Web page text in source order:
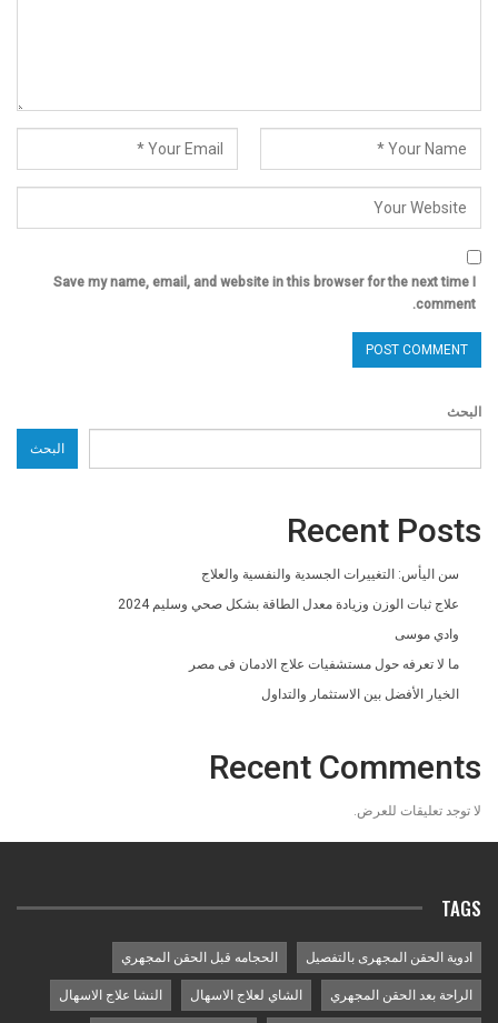
Save my name, email, and website in this browser for the next time I
comment.
البحث
البحث
Recent Posts
سن اليأس: التغييرات الجسدية والنفسية والعلاج
علاج ثبات الوزن وزيادة معدل الطاقة بشكل صحي وسليم 2024
وادي موسى
ما لا تعرفه حول مستشفيات علاج الادمان فى مصر
الخيار الأفضل بين الاستثمار والتداول
Recent Comments
لا توجد تعليقات للعرض.
TAGS
ادوية الحقن المجهرى بالتفصيل الحجامه قبل الحقن المجهري
الراحة بعد الحقن المجهري الشاي لعلاج الاسهال النشا علاج الاسهال